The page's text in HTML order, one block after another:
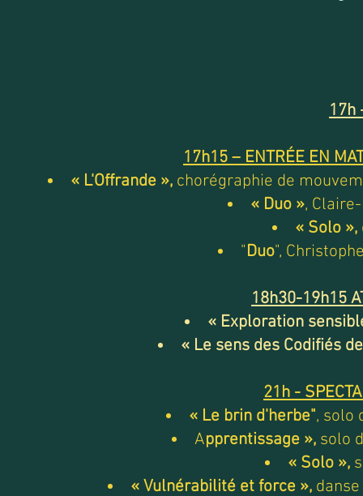
17h
17h15 – ENTRÉE EN
« L'Offrande »,chorégraphie de
« Duo »,
« Solo »,
"Duo",
18h30-19h15
« Exploration
« Le sens des Codifiés
21h -
« Le brin d'herbe", solo
Apprentissage »,solo
« Solo »,
« Vulnérabilité et force »,